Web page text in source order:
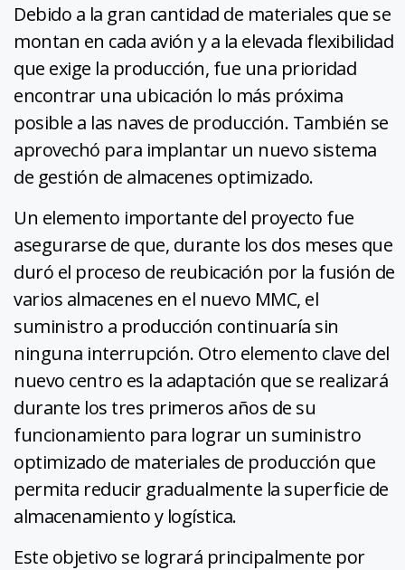
Debido a la gran cantidad de materiales que se
montan en cada avión y a la elevada flexibilidad
que exige la producción, fue una prioridad
encontrar una ubicación lo más próxima
posible a las naves de producción. También se
aprovechó para implantar un nuevo sistema
de gestión de almacenes optimizado.
Un elemento importante del proyecto fue
asegurarse de que, durante los dos meses que
duró el proceso de reubicación por la fusión de
varios almacenes en el nuevo MMC, el
suministro a producción continuaría sin
ninguna interrupción. Otro elemento clave del
nuevo centro es la adaptación que se realizará
durante los tres primeros años de su
funcionamiento para lograr un suministro
optimizado de materiales de producción que
permita reducir gradualmente la superficie de
almacenamiento y logística.
Este objetivo se logrará principalmente por